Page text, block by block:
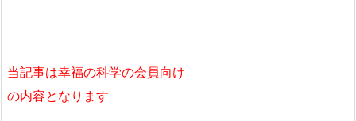
当記事は幸福の科学の会員向け
の内容となります